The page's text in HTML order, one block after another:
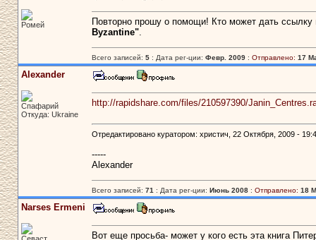
Ромей
Повторно прошу о помощи! Кто может дать ссылку
Byzantine".
Всего записей: 5: Дата рег-ции: Февр. 2009: Отправлено: 17
Alexander
Спафарий
Откуда: Ukraine
http://rapidshare.com/files/210597390/
Отредактировано куратором: христич, 22 Октября, 2009 -
-----
Alexander
Всего записей: 71 : Дата рег-ции: Июнь 2008: Отправлено: 18
Narses Ermeni
Вот еще просьба- может у кого есть эта книга